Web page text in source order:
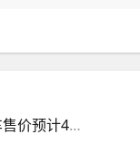
黑武士造型超帅！小米YU7 GT亮相：新车售价预计40-50万元、对标保时捷等 ！